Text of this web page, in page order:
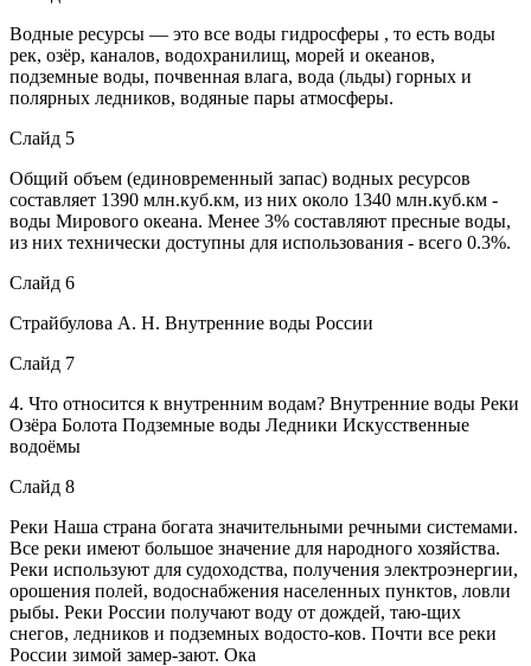
Водные ресурсы — это все воды гидросферы , то есть воды
рек, озёр, каналов, водохранилищ, морей и океанов,
подземные воды, почвенная влага, вода (льды) горных и
полярных ледников, водяные пары атмосферы.
Слайд 5
Общий объем (единовременный запас) водных ресурсов
составляет 1390 млн.куб.км, из них около 1340 млн.куб.км -
воды Мирового океана. Менее 3% составляют пресные воды,
из них технически доступны для использования - всего 0.3%.
Слайд 6
Страйбулова А. Н. Внутренние воды России
Слайд 7
4. Что относится к внутренним водам? Внутренние воды Реки
Озёра Болота Подземные воды Ледники Искусственные
водоёмы
Слайд 8
Реки Наша страна богата значительными речными системами.
Все реки имеют большое значение для народного хозяйства.
Реки используют для судоходства, получения электроэнергии,
орошения полей, водоснабжения населенных пунктов, ловли
рыбы. Реки России получают воду от дождей, таю-щих
снегов, ледников и подземных водосто-ков. Почти все реки
России зимой замер-зают. Ока